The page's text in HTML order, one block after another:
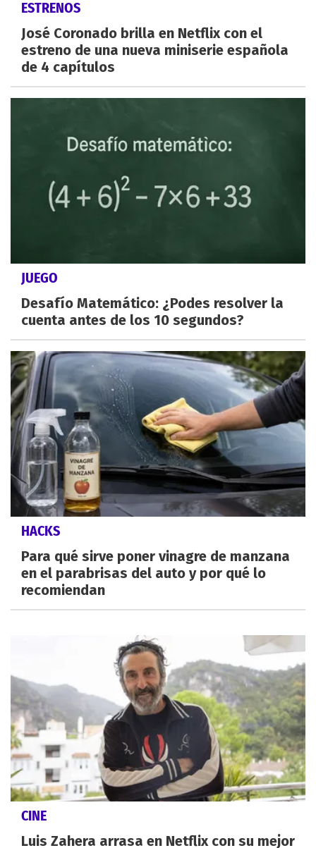
ESTRENOS
José Coronado brilla en Netflix con el
estreno de una nueva miniserie española
de 4 capítulos
JUEGO
Desafío Matemático: ¿Podes resolver la
cuenta antes de los 10 segundos?
HACKS
Para qué sirve poner vinagre de manzana
en el parabrisas del auto y por qué lo
recomiendan
CINE
Luis Zahera arrasa en Netflix con su mejor